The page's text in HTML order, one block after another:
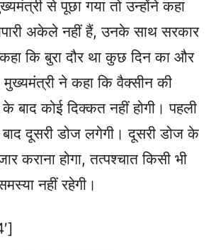
से पूछा गया तो उन्होंने कहा
अकेले नहीं हैं, उनके साथ सरकार
कि बुरा दौर था कुछ दिन का और
मुख्यमंत्री ने कहा कि वैक्सीन की
बाद कोई दिक्कत नहीं होगी। पहली
दूसरी डोज लगेगी। दूसरी डोज के
कराना होगा, तत्पश्चात किसी भी
नहीं रहेगी।